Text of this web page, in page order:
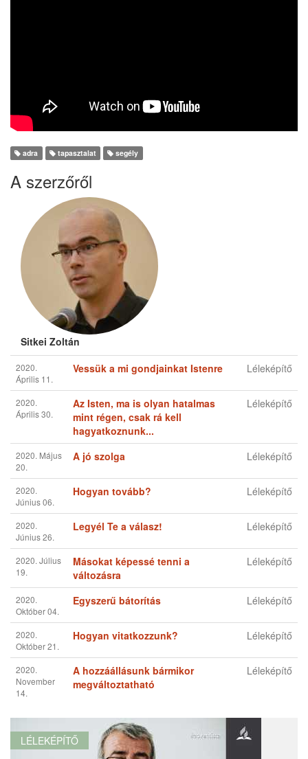
adra tapasztalat segély
A szerzőről
Sitkei Zoltán
2020.
Április 11.
Vessük a mi gondjainkat Istenre
2020.
Április 30.
Az Isten, ma is olyan hatalmas
mint régen, csak rá kell
hagyatkoznunk...
2020. Május
A jó szolga
2020.
Június 06.
Hogyan tovább? Léleképítő
2020.
Június 26.
Legyél Te a válasz! Léleképítő
Másokat képessé tenni a
változásra
2020.
Október 04.
Egyszerű bátorítás Léleképítő
2020.
Október 21.
Hogyan vitatkozzunk? Léleképítő
2020.
November
14.
A hozzáállásunk bármikor
megváltoztatható
Léleképítő
LÉLEKÉPÍTŐ
Ha az Úr nem építi a házat, hiába fáradoznak az
építők!
Az emberek mindig is szerettek eldicsekedni azzal, amit ők
csináltak. Nincs is ebben semmi rossz, ha ez a dicsekvés egy
egészséges keretek között marad, és nem válik olyan
büszkeséggé, mint amilyenről a régi...